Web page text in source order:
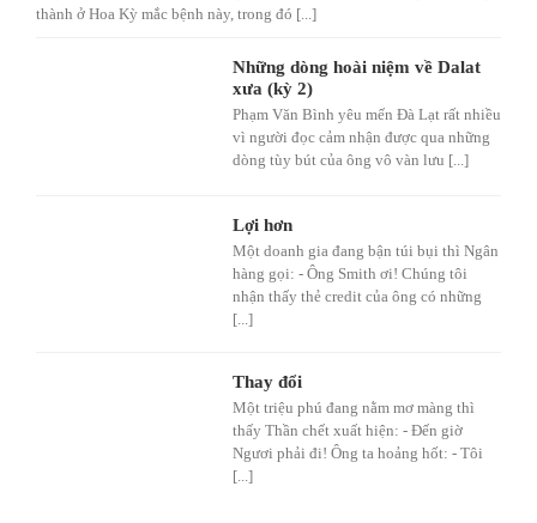
thành ở Hoa Kỳ mắc bệnh này, trong đó [...]
Những dòng hoài niệm về Dalat
xưa (kỳ 2)
Phạm Văn Bình yêu mến Đà Lạt rất nhiều
vì người đọc cảm nhận được qua những
dòng tùy bút của ông vô vàn lưu [...]
Lợi hơn
Một doanh gia đang bận túi bụi thì Ngân
hàng gọi: - Ông Smith ơi! Chúng tôi
nhận thấy thẻ credit của ông có những
[...]
Thay đổi
Một triệu phú đang nằm mơ màng thì
thấy Thần chết xuất hiện: - Đến giờ
Ngươi phải đi! Ông ta hoảng hốt: - Tôi
[...]